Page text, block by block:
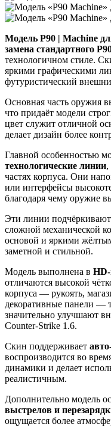
Модель P90 | Machine
замена стандартного
технологичном стиле.
яркими графическими
футуристический
Основная часть оружия
что придаёт модели
цвет служит отличной
делает дизайн более
Главной особенностью
технологические линии,
частях корпуса. Они
или интерфейсы
благодаря чему оружие
Эти линии
сложной механической
основой и яркими
заметной и стильной.
Модель выполнена в HD-
отличаются высокой
корпуса — рукоять,
декоративные панели —
значительно улучшают
Counter-Strike 1.6.
Скин поддерживает
воспроизводится во
динамики и делает
реалистичным.
Дополнительно модель
выстрелов и
ощущается более